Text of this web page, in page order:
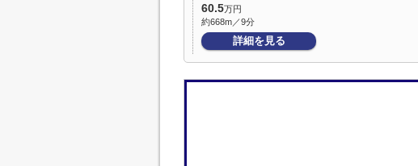
60.5万円
約668m／9分
詳細を見る